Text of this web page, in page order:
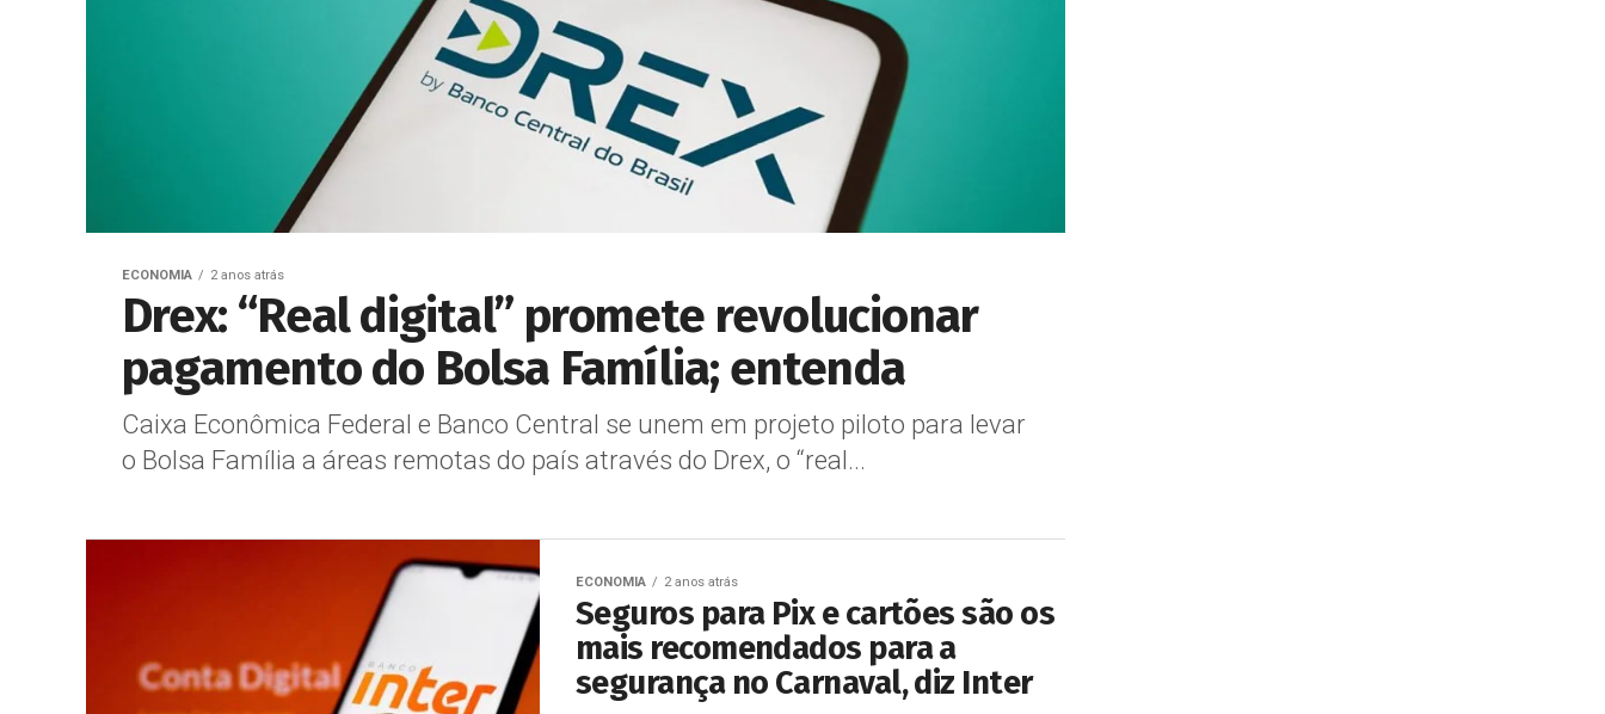
ECONOMIA 2 anos atrás
Drex: “Real digital” promete revolucionar
pagamento do Bolsa Família; entenda
Caixa Econômica Federal e Banco Central se unem em projeto piloto para levar
o Bolsa Família a áreas remotas do país através do Drex, o “real...
ECONOMIA 2 anos atrás
Seguros para Pix e cartões são os
mais recomendados para a
segurança no Carnaval, diz Inter